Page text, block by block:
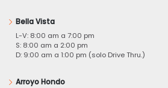
Bella Vista
L-V: 8:00 am a 7:00 pm
S: 8:00 am a 2:00 pm
D: 9:00 am a 1:00 pm (solo Drive Thru.)
Arroyo Hondo